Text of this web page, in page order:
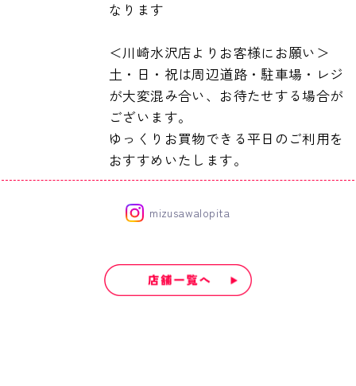
なります
＜川崎水沢店よりお客様にお願い＞
土・日・祝は周辺道路・駐車場・レジ
が大変混み合い、お待たせする場合が
ございます。
ゆっくりお買物できる平日のご利用を
おすすめいたします。
mizusawalopita